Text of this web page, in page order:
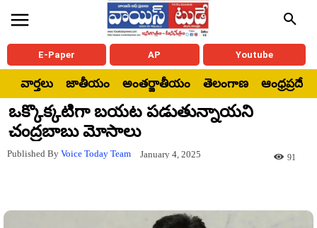
E-Paper AP Youtube
వార్తలు జాతీయం అంతర్జాతీయం తెలంగాణ ఆంధ్రప్రదేశ్
ఒక్కొక్కటిగా బయట పడుతున్నాయని
చంద్రబాబు మోసాలు
Published By Voice Today Team January 4, 2025 91